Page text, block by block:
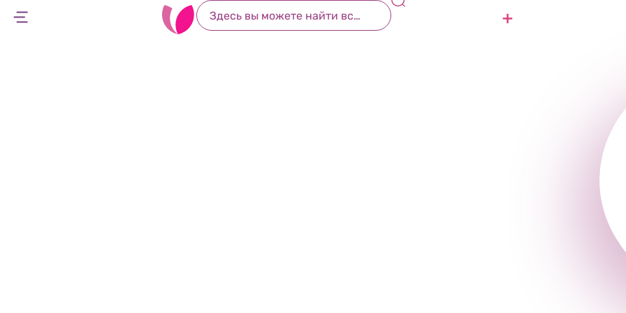
Первый год жизни